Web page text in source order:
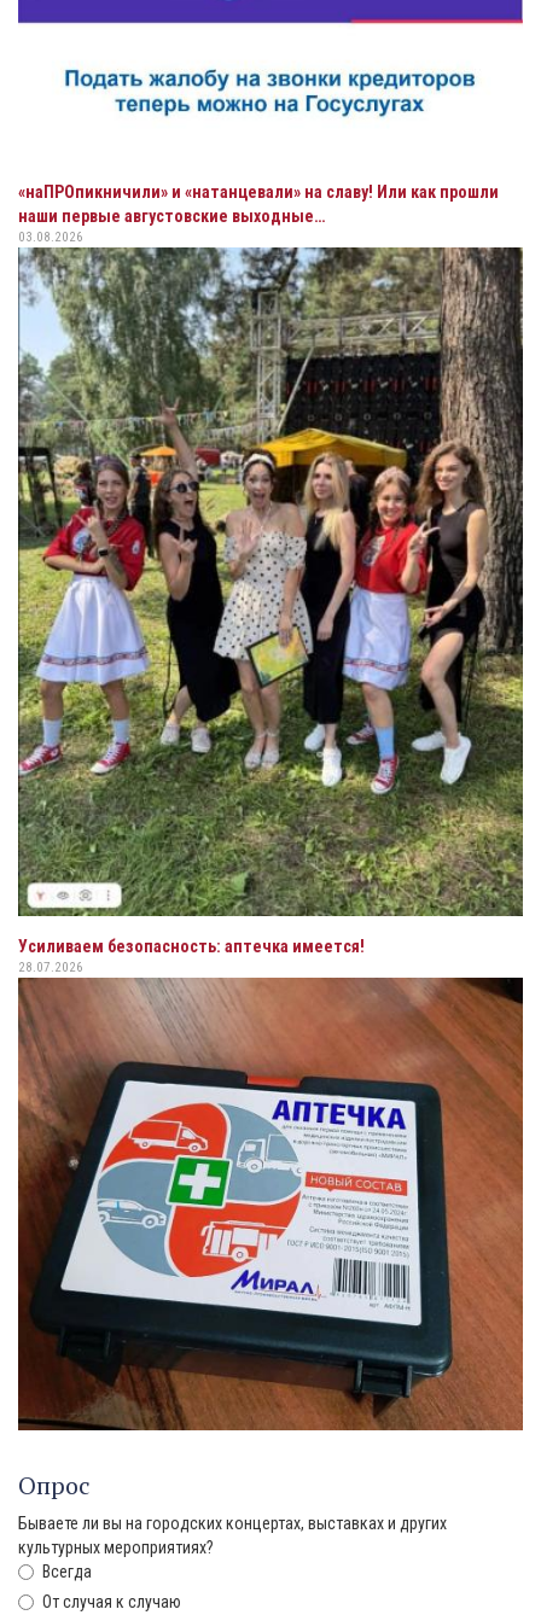
«наПРОпикничили» и «натанцевали» на славу! Или как прошли
наши первые августовские выходные…
03.08.2026
Усиливаем безопасность: аптечка имеется!
28.07.2026
Опрос
Бываете ли вы на городских концертах, выставках и других
культурных мероприятиях?
Всегда
От случая к случаю